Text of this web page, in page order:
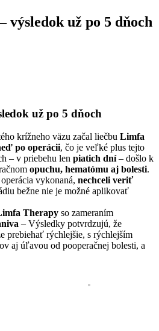
výsledok už po 5 dňoch
už po 5 dňoch
krížneho väzu začal liečbu Limfa
po operácii, čo je veľké plus tejto
– v priebehu len piatich dní– došlo k
opuchu, hematómu aj bolesti.
vykonaná, nechceli veriť
bežne nie je možné aplikovať
Therapy so zameraním
– Výsledky potvrdzujú, že
prebiehať rýchlejšie, s rýchlejším
aj úľavou od pooperačnej bolesti, a